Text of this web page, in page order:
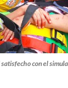
con el